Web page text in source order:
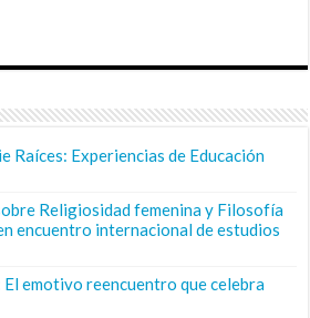
Raíces: Experiencias de Educación
Religiosidad femenina y Filosofía
encuentro internacional de estudios
El emotivo reencuentro que celebra